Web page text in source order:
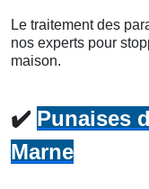
Le traitement des
nos experts pour
maison.
✔️ Punaises
Marne